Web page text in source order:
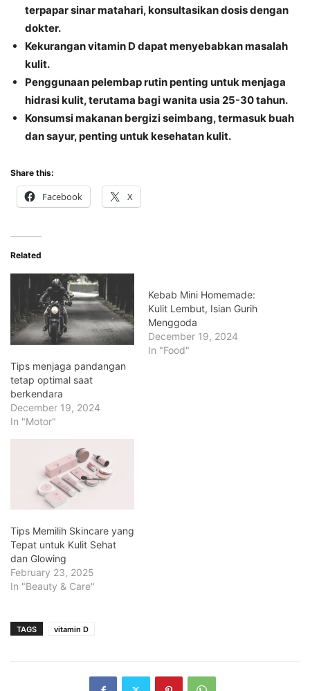
terpapar sinar matahari, konsultasikan dosis dengan
dokter.
Kekurangan vitamin D dapat menyebabkan masalah
kulit.
Penggunaan pelembap rutin penting untuk menjaga
hidrasi kulit, terutama bagi wanita usia 25-30 tahun.
Konsumsi makanan bergizi seimbang, termasuk buah
dan sayur, penting untuk kesehatan kulit.
Share this:
Facebook X
Related
Tips menjaga pandangan
tetap optimal saat
berkendara
December 19, 2024
In "Motor"
Kebab Mini Homemade:
Kulit Lembut, Isian Gurih
Menggoda
December 19, 2024
In "Food"
Tips Memilih Skincare yang
Tepat untuk Kulit Sehat
dan Glowing
February 23, 2025
In "Beauty & Care"
TAGS vitamin D